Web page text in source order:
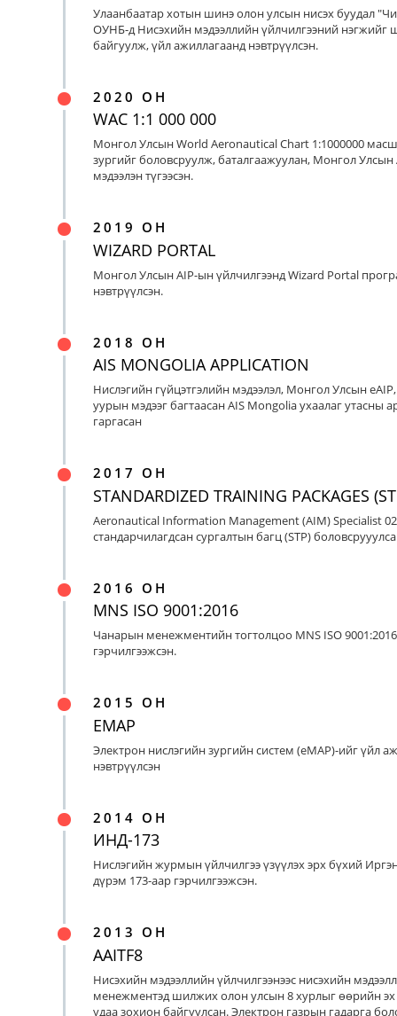
Улаанбаатар хотын шинэ олон улсын нисэх буудал
ОУНБ-д Нисэхийн мэдээллийн үйлчилгээний нэгжийг
байгуулж, үйл ажиллагаанд нэвтрүүлсэн.
2020 ОН
WAC 1:1 000 000
Монгол Улсын World Aeronautical Chart 1:1000000
зургийг боловсруулж, баталгаажуулан, Монгол Улсын
мэдээлэн түгээсэн.
2019 ОН
WIZARD PORTAL
Монгол Улсын AIP-ын үйлчилгээнд Wizard Portal
нэвтрүүлсэн.
2018 ОН
AIS MONGOLIA APPLICATION
Нислэгийн гүйцэтгэлийн мэдээлэл, Монгол Улсын
уурын мэдээг багтаасан AIS Mongolia ухаалаг утасны
гаргасан
2017 ОН
STANDARDIZED TRAINING PACKAGES
Aeronautical Information Management (AIM) Specialist
стандарчилагдсан сургалтын багц (STP)
2016 ОН
MNS ISO 9001:2016
Чанарын менежментийн тогтолцоо MNS ISO
гэрчилгээжсэн.
2015 ОН
EMAP
Электрон нислэгийн зургийн систем (eMAP)-ийг үйл
нэвтрүүлсэн
2014 ОН
ИНД-173
Нислэгийн журмын үйлчилгээ үзүүлэх эрх бүхий
дүрэм 173-аар гэрчилгээжсэн.
2013 ОН
AAITF8
Нисэхийн мэдээллийн үйлчилгээнээс нисэхийн
менежментэд шилжих олон улсын 8 хурлыг өөрийн
удаа зохион байгуулсан. Электрон газрын гадарга